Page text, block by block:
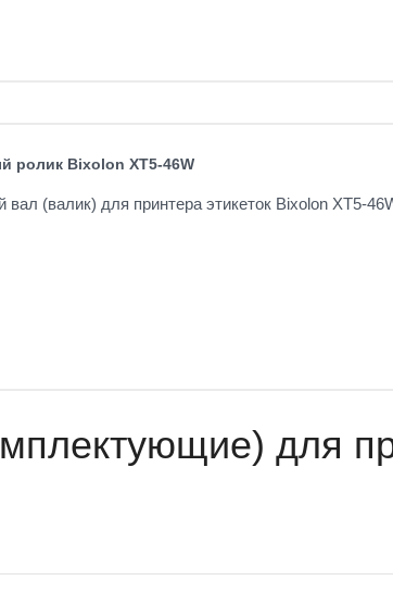
ролик Bixolon XT5-46W
вал (валик) для принтера этикеток Bixolon XT5-
для